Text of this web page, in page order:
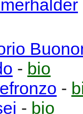
- bio
-
- bio